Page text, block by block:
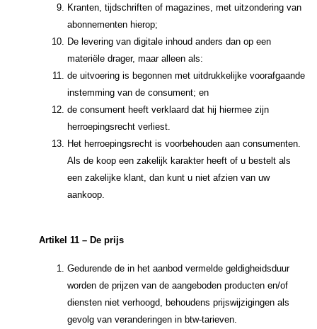
Kranten, tijdschriften of magazines, met uitzondering van
abonnementen hierop;
De levering van digitale inhoud anders dan op een
materiële drager, maar alleen als:
de uitvoering is begonnen met uitdrukkelijke voorafgaande
instemming van de consument; en
de consument heeft verklaard dat hij hiermee zijn
herroepingsrecht verliest.
Het herroepingsrecht is voorbehouden aan consumenten.
Als de koop een zakelijk karakter heeft of u bestelt als
een zakelijke klant, dan kunt u niet afzien van uw
aankoop.
Artikel 11 – De prijs
Gedurende de in het aanbod vermelde geldigheidsduur
worden de prijzen van de aangeboden producten en/of
diensten niet verhoogd, behoudens prijswijzigingen als
gevolg van veranderingen in btw-tarieven.